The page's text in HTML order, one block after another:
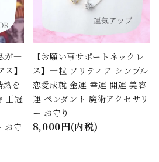
が一
】
熱を
王冠
お守
【お願い事サポートネックレ
ス】一粒 ソリティア シンプル
恋愛成就 金運 幸運 開運 美容
運 ペンダント 魔術アクセサリ
ー お守り
8,000円(内税)